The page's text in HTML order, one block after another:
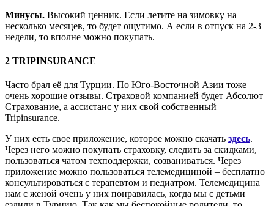
Минусы. Высокий ценник. Если летите на зимовку на
несколько месяцев, то будет ощутимо. А если в отпуск на 2-3
недели, то вполне можно покупать.
2 TRIPINSURANCE
Часто брал её для Турции. По Юго-Восточной Азии тоже
очень хорошие отзывы. Страховой компанией будет Абсолют
Страхование, а ассистанс у них свой собственный
Tripinsurance.
У них есть свое приложение, которое можно скачать здесь.
Через него можно покупать страховку, следить за скидками,
пользоваться чатом техподдержки, созваниваться. Через
приложение можно пользоваться телемедициной – бесплатно
консультироваться с терапевтом и педиатром. Телемедицина
нам с женой очень у них понравилась, когда мы с детьми